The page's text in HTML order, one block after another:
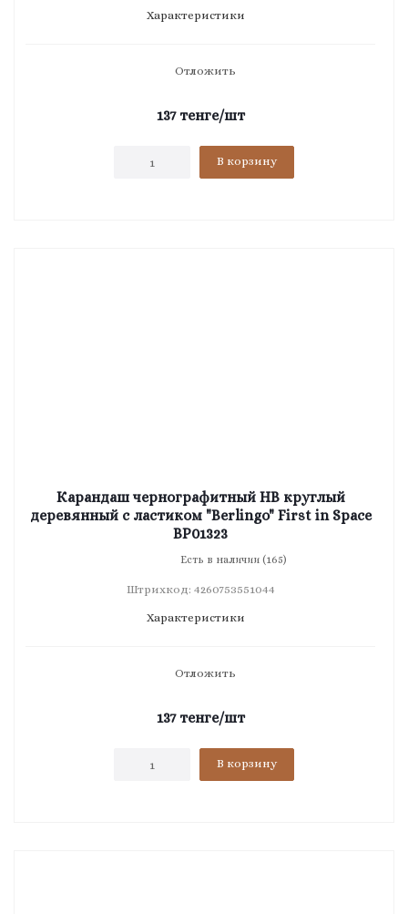
Характеристики
Отложить
137тенге/шт
В корзину
Карандаш чернографитный HB круглый
деревянный с ластиком "Berlingo" First in Space
BP01323
Есть в наличии (165)
Штрихкод: 4260753551044
Характеристики
Отложить
137тенге/шт
В корзину